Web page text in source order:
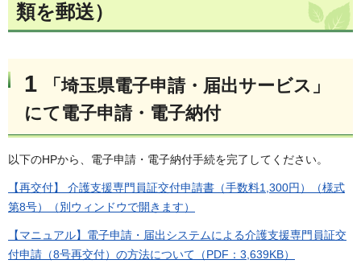
類を郵送）
1
「埼玉県電子申請・届出サービス」
にて電子申請・電子納付
以下のHPから、電子申請・電子納付手続を完了してください。
【再交付】 介護支援専門員証交付申請書（手数料1,300円）（様式
第8号）（別ウィンドウで開きます）
【マニュアル】電子申請・届出システムによる介護支援専門員証交
付申請（8号再交付）の方法について（PDF：3,639KB）